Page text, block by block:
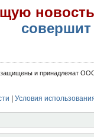
совершит
и принадлежат
Условия